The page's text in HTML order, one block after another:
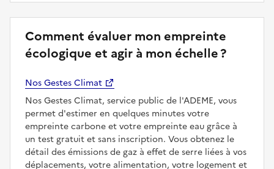
Comment évaluer mon empreinte
écologique et agir à mon échelle ?
Nos Gestes Climat
Nos Gestes Climat, service public de l'ADEME, vous
permet d'estimer en quelques minutes votre
empreinte carbone et votre empreinte eau grâce à
un test gratuit et sans inscription. Vous obtenez le
détail des émissions de gaz à effet de serre liées à vos
déplacements, votre alimentation, votre logement et